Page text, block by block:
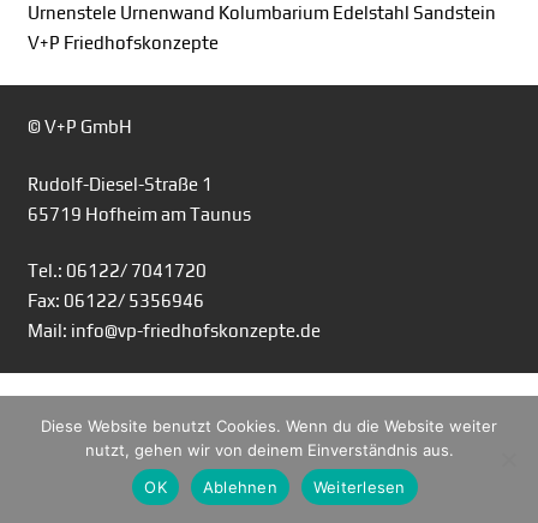
Urnenstele Urnenwand Kolumbarium Edelstahl Sandstein
V+P Friedhofskonzepte
© V+P GmbH
Rudolf-Diesel-Straße 1
65719 Hofheim am Taunus
Tel.: 06122/ 7041720
Fax: 06122/ 5356946
Mail: info@vp-friedhofskonzepte.de
Diese Website benutzt Cookies. Wenn du die Website weiter
nutzt, gehen wir von deinem Einverständnis aus.
OK
Ablehnen Weiterlesen